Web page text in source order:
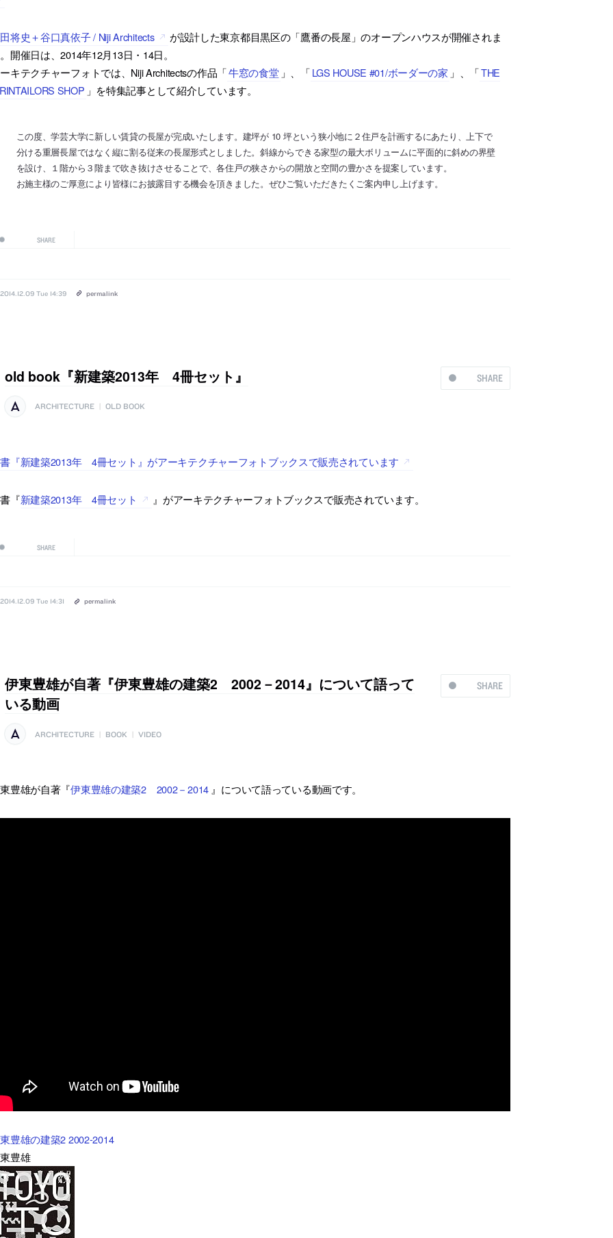
将史＋谷口真依子 / Niji Architects
が設計した東京都目黒区の「鷹番の長屋」のオープンハウスが開催されま
開催日は、2014年12月13日・14日。
キテクチャーフォトでは、Niji Architectsの作品「牛窓の食堂 」、「LGS HOUSE #01/ボーダーの家 」、「THE
SHOP 」を特集記事として紹介しています。
この度、学芸大学に新しい賃貸の長屋が完成いたします。建坪が 10 坪という狭小地に２住戸を計画するにあたり、上下で
分ける重層長屋ではなく縦に割る従来の長屋形式としました。斜線からできる家型の最大ボリュームに平面的に斜めの界壁
を設け、１階から３階まで吹き抜けさせることで、各住戸の狭さからの開放と空間の豊かさを提案しています。
お施主様のご厚意により皆様にお披露目する機会を頂きました。ぜひご覧いただきたくご案内申し上げます。
SHARE
2014.12.09 Tue 14:39 permalink
SHARE
old book『新建築2013年 4冊セット』
ARCHITECTURE OLD BOOK
『新建築2013年 4冊セット』がアーキテクチャーフォトブックスで販売されています
『新建築2013年 4冊セット 』がアーキテクチャーフォトブックスで販売されています。
SHARE
2014.12.09 Tue 14:31 permalink
SHARE
伊東豊雄が自著『伊東豊雄の建築2 2002－2014』について語って
いる動画
ARCHITECTURE | BOOK | VIDEO
豊雄が自著『伊東豊雄の建築2 2002－2014 』について語っている動画です。
豊雄の建築2 2002-2014
豊雄